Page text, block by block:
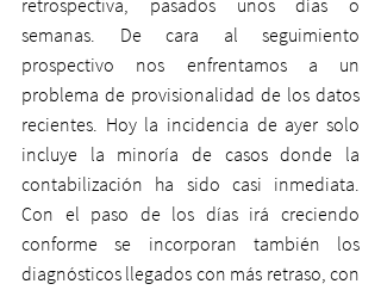
retrospectiva, pasados unos días o
semanas. De cara al seguimiento
prospectivo nos enfrentamos a un
problema de provisionalidad de los datos
recientes. Hoy la incidencia de ayer solo
incluye la minoría de casos donde la
contabilización ha sido casi inmediata.
Con el paso de los días irá creciendo
conforme se incorporan también los
diagnósticos llegados con más retraso, con